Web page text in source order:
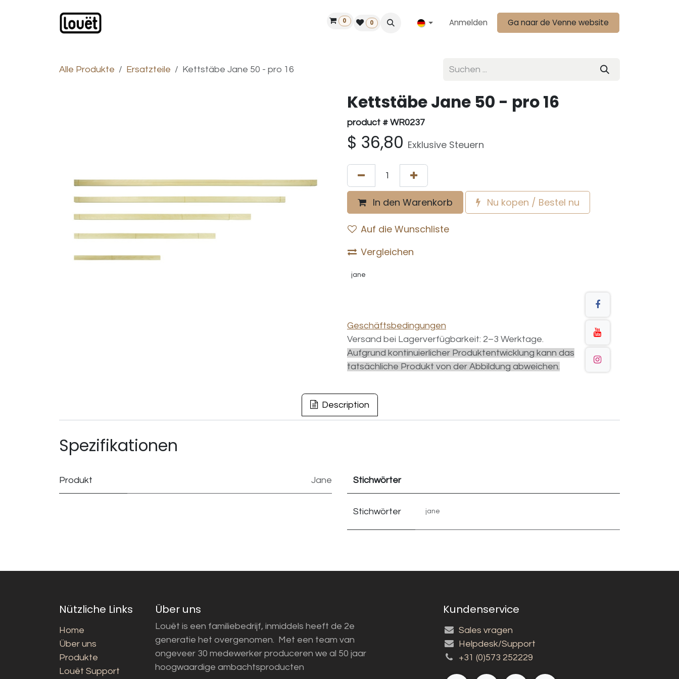
Finde einen Händler
0 0 Anmelden Ga naar de Venne website
Alle Produkte Ersatzteile Kettstäbe Jane 50 - pro 16
Kettstäbe Jane 50 - pro 16
product # WR0237
$ 36,80 Exklusive Steuern
In den Warenkorb Nu kopen / Bestel nu
Auf die Wunschliste
Vergleichen
jane
Geschäftsbedingungen
Versand bei Lagerverfügbarkeit: 2–3 Werktage.
Aufgrund kontinuierlicher Produktentwicklung kann das
tatsächliche Produkt von der Abbildung abweichen.
Description
Spezifikationen
Produkt Jane Stichwörter
Stichwörter jane
Nützliche Links
Home
Über uns
Produkte
Louët Support
Über uns
Louët is een familiebedrijf, inmiddels heeft de 2e
generatie het overgenomen. Met een team van
ongeveer 30 medewerker produceren we al 50 jaar
hoogwaardige ambachtsproducten
Kundenservice
Sales vragen
Helpdesk/Support
+31 (0)573 252229